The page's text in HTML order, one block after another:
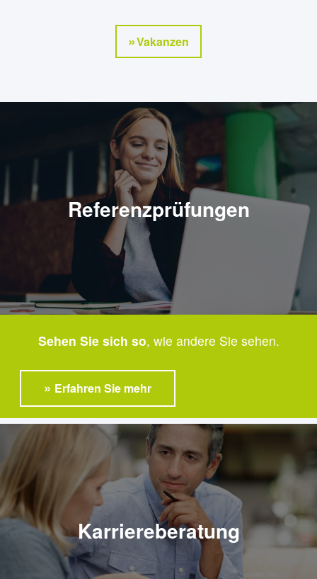
Vakanzen
Sehen Sie sich so, wie andere Sie sehen.
Erfahren Sie mehr
Referenzprüfungen
Karriereberatung